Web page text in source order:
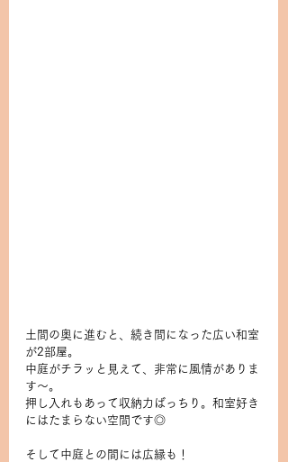
土間の奥に進むと、続き間になった広い和室
が2部屋。
中庭がチラッと見えて、非常に風情がありま
す〜。
押し入れもあって収納力ばっちり。和室好き
にはたまらない空間です◎
そして中庭との間には広縁も！